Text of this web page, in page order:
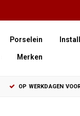
Porselein
Merken
OP WERKDAGEN